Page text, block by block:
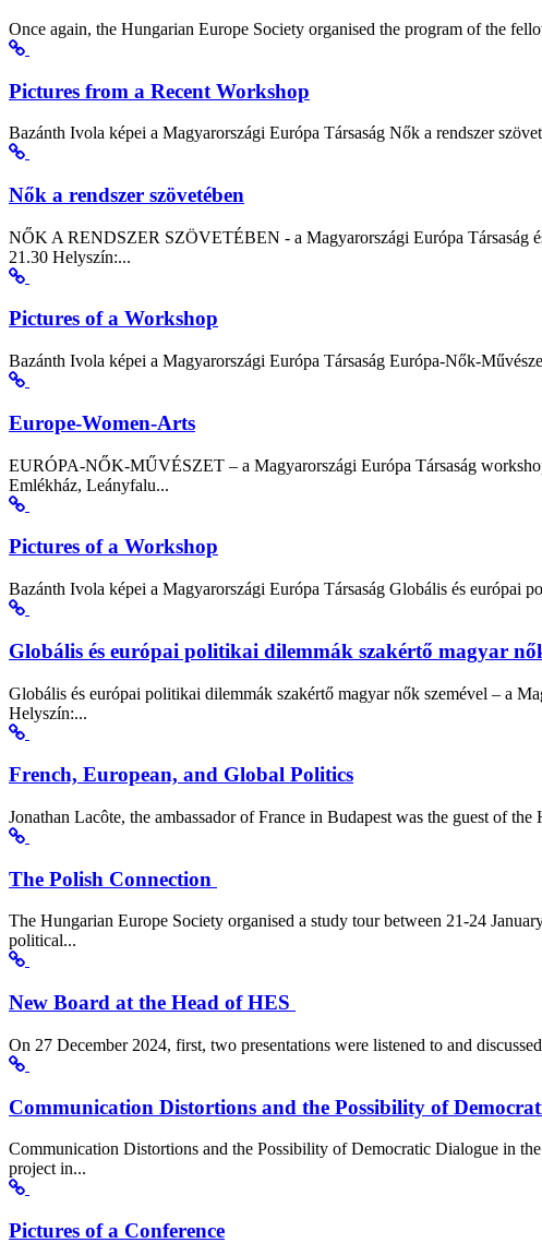
Once again, the Hungarian Europe Society organised the program of the
Pictures from a Recent Workshop
Bazánth Ivola képei a Magyarországi Európa Társaság Nők a rendszer
Nők a rendszer szövetében
NŐK A RENDSZER SZÖVETÉBEN - a Magyarországi Európa Társaság
21.30 Helyszín:...
Pictures of a Workshop
Bazánth Ivola képei a Magyarországi Európa Társaság Európa-Nők-
Europe-Women-Arts
EURÓPA-NŐK-MŰVÉSZET – a Magyarországi Európa Társaság
Emlékház, Leányfalu...
Pictures of a Workshop
Bazánth Ivola képei a Magyarországi Európa Társaság Globális és európai
Globális és európai politikai dilemmák szakértő magyar
Globális és európai politikai dilemmák szakértő magyar nők szemével – a
Helyszín:...
French, European, and Global Politics
Jonathan Lacôte, the ambassador of France in Budapest was the guest of
The Polish Connection
The Hungarian Europe Society organised a study tour between 21-24
political...
New Board at the Head of HES
On 27 December 2024, first, two presentations were listened to and
Communication Distortions and the Possibility of
Communication Distortions and the Possibility of Democratic Dialogue in
project in...
Pictures of a Conference